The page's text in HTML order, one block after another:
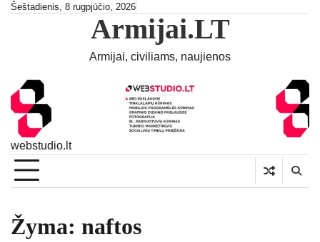
SkipŠeštadienis, 8 rugpjūčio, 2026
Armijai.LT
Armijai, civiliams, naujienos
webstudio.lt
Žyma: naftos